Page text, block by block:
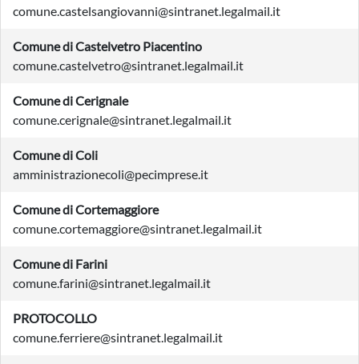
comune.castelsangiovanni@sintranet.legalmail.it
Comune di Castelvetro Piacentino
comune.castelvetro@sintranet.legalmail.it
Comune di Cerignale
comune.cerignale@sintranet.legalmail.it
Comune di Coli
amministrazionecoli@pecimprese.it
Comune di Cortemaggiore
comune.cortemaggiore@sintranet.legalmail.it
Comune di Farini
comune.farini@sintranet.legalmail.it
PROTOCOLLO
comune.ferriere@sintranet.legalmail.it